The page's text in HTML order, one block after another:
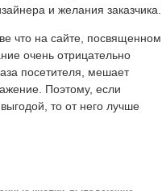
и желания заказчика.
что на сайте, посвященном
очень отрицательно
посетителя, мешает
Поэтому, если
то от него лучше